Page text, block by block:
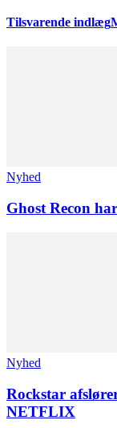
Tilsvarende indlæg
Nyhed
Ghost Recon
Nyhed
Rockstar
NETFLIX